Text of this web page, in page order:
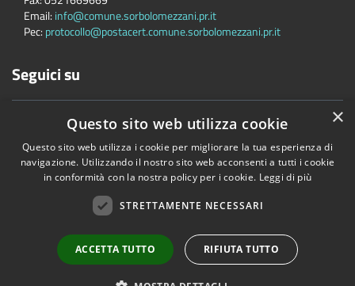
Email: info@comune.sorbolomezzani.pr.it
Pec: protocollo@postacert.comune.sorbolomezzani.pr.it
Seguici su
Accessibilità
Municipium•Accesso redazione
×
Questo sito web utilizza cookie
Questo sito web utilizza i cookie per migliorare la tua esperienza di
navigazione. Utilizzando il nostro sito web acconsenti a tutti i cookie
in conformità con la nostra policy per i cookie. Leggi di più
STRETTAMENTE NECESSARI
ACCETTA TUTTO RIFIUTA TUTTO